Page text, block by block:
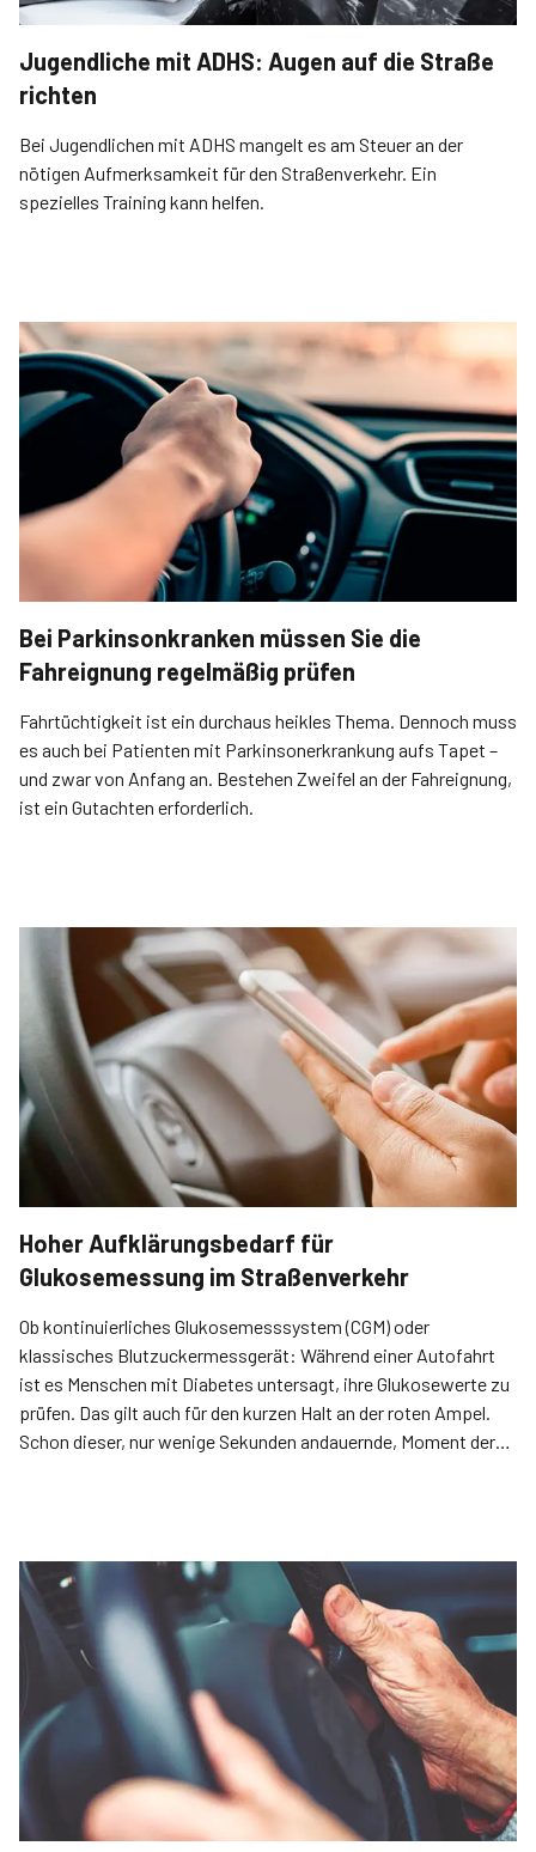
Jugendliche mit ADHS: Augen auf die Straße
richten
Bei Jugendlichen mit ADHS mangelt es am Steuer an der
nötigen Aufmerksamkeit für den Straßenverkehr. Ein
spezielles Training kann helfen.
Bei Parkinsonkranken müssen Sie die
Fahreignung regelmäßig prüfen
Fahrtüchtigkeit ist ein durchaus heikles Thema. Dennoch muss
es auch bei Patienten mit Parkinsonerkrankung aufs Tapet –
und zwar von Anfang an. Bestehen Zweifel an der Fahreignung,
ist ein Gutachten erforderlich.
Hoher Aufklärungsbedarf für
Glukosemessung im Straßenverkehr
Ob kontinuierliches Glukosemesssystem (CGM) oder
klassisches Blutzuckermessgerät: Während einer Autofahrt
ist es Menschen mit Diabetes untersagt, ihre Glukosewerte zu
prüfen. Das gilt auch für den kurzen Halt an der roten Ampel.
Schon dieser, nur wenige Sekunden andauernde, Moment der